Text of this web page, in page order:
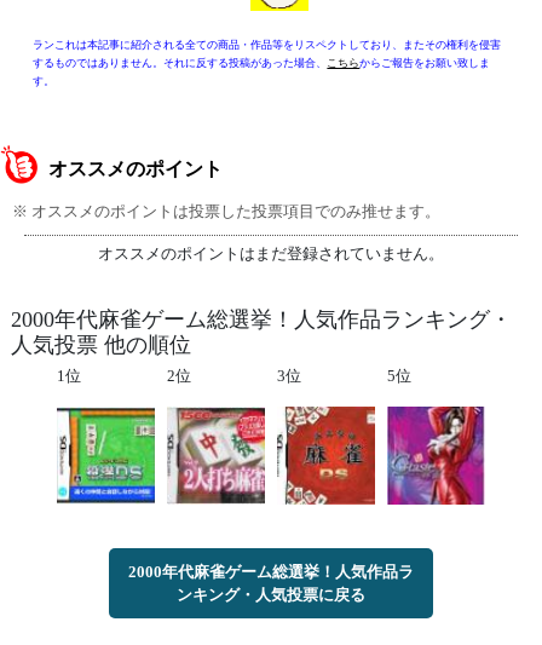
ランこれは本記事に紹介される全ての商品・作品等をリスペクトしており、またその権利を侵害
するものではありません。それに反する投稿があった場合、 こちらからご報告をお願い致しま
す。
オススメのポイント
※ オススメのポイントは投票した投票項目でのみ推せます。
オススメのポイントはまだ登録されていません。
2000年代麻雀ゲーム総選挙！人気作品ランキング・
人気投票 他の順位
1位 2位 3位 5位
2000年代麻雀ゲーム総選挙！人気作品ラ
ンキング・人気投票に戻る